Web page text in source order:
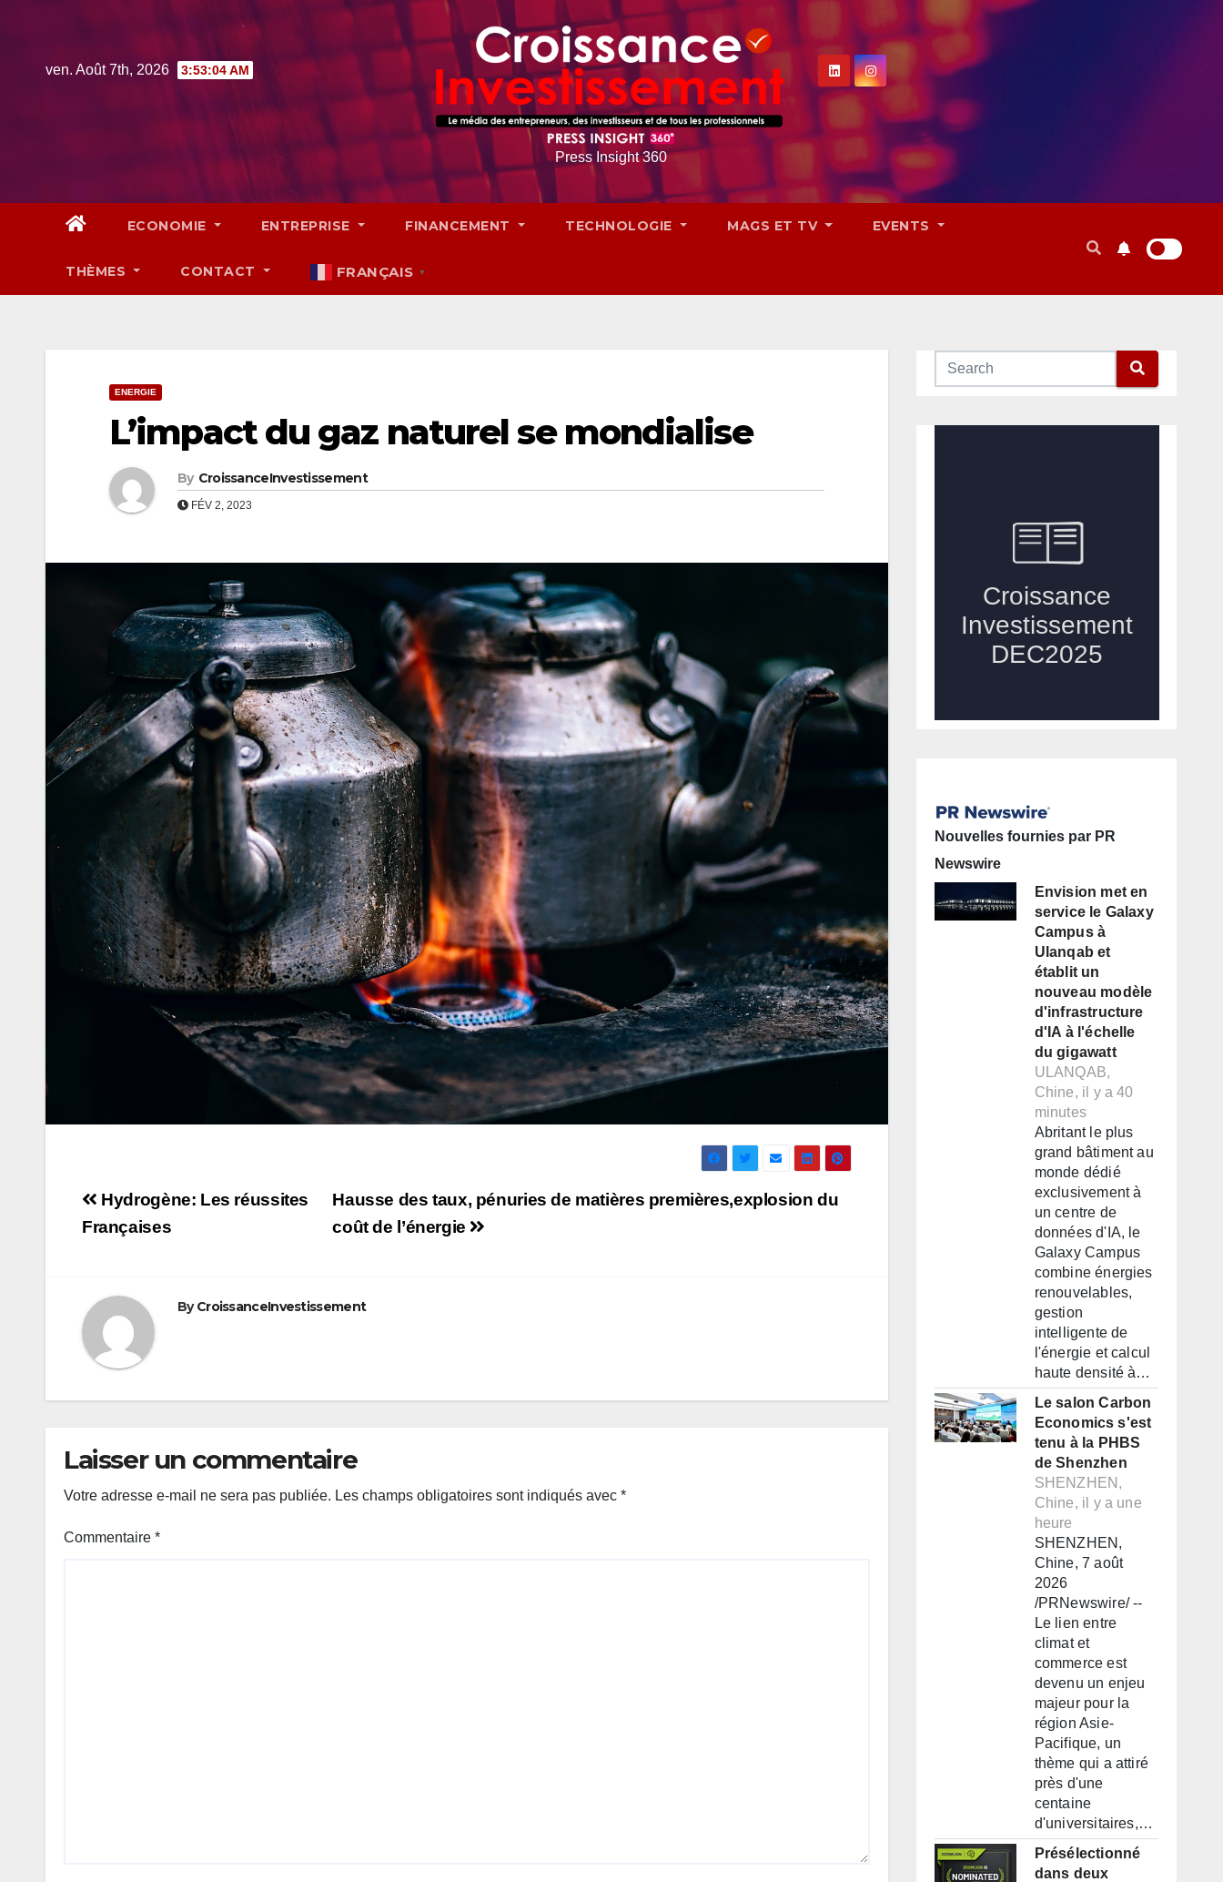
contentven. Août 7th, 2026 3:53:05 AM
Press Insight 360
ECONOMIE ENTREPRISE FINANCEMENT TECHNOLOGIE MAGS ET TV EVENTS
THÈMES CONTACT FRANÇAIS ▼
ENERGIE
L’impact du gaz naturel se mondialise
By CroissanceInvestissement
FÉV 2, 2023
Navigation
de
Hausse des taux, pénuries de matières premières,explosion du
coût de l’énergie
Hydrogène: Les réussites
Françaises
ByCroissanceInvestissement
Laisser un commentaire
Votre adresse e-mail ne sera pas publiée. Les champs obligatoires sont indiqués avec *
Commentaire *
Nouvelles fournies par PR
Newswire
Envision met en
service le Galaxy
Campus à
Ulanqab et
établit un
nouveau modèle
d'infrastructure
d'IA à l'échelle
du gigawatt
ULANQAB,
Chine, il y a 40
minutes
Abritant le plus
grand bâtiment au
monde dédié
exclusivement à
un centre de
données d'IA, le
Galaxy Campus
combine énergies
renouvelables,
gestion
intelligente de
l'énergie et calcul
haute densité à…
Le salon Carbon
Economics s'est
tenu à la PHBS
de Shenzhen
SHENZHEN,
Chine, il y a une
heure
SHENZHEN,
Chine, 7 août
2026
/PRNewswire/ --
Le lien entre
climat et
commerce est
devenu un enjeu
majeur pour la
région Asie-
Pacifique, un
thème qui a attiré
près d'une
centaine
d'universitaires,…
Présélectionné
dans deux